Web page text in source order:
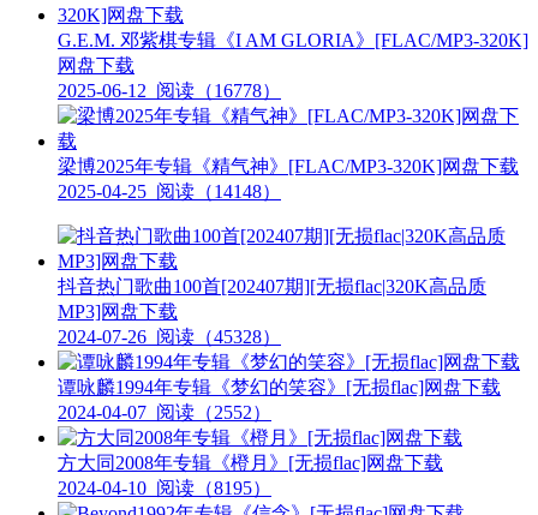
G.E.M. 邓紫棋专辑《I AM GLORIA》[FLAC/MP3-320K]
网盘下载
2025-06-12 阅读（16778）
梁博2025年专辑《精气神》[FLAC/MP3-320K]网盘下载
2025-04-25 阅读（14148）
抖音热门歌曲100首[202407期][无损flac|320K高品质
MP3]网盘下载
2024-07-26 阅读（45328）
谭咏麟1994年专辑《梦幻的笑容》[无损flac]网盘下载
2024-04-07 阅读（2552）
方大同2008年专辑《橙月》[无损flac]网盘下载
2024-04-10 阅读（8195）